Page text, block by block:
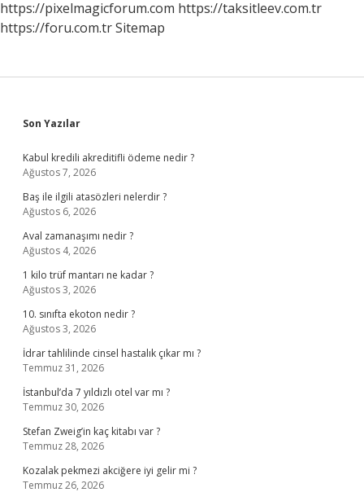
https://pixelmagicforum.com https://taksitleev.com.tr
https://foru.com.trSitemap
Sidebar
Son Yazılar
Kabul kredili akreditifli ödeme nedir ?
Ağustos 7, 2026
Baş ile ilgili atasözleri nelerdir ?
Ağustos 6, 2026
Aval zamanaşımı nedir ?
Ağustos 4, 2026
1 kilo trüf mantarı ne kadar ?
Ağustos 3, 2026
10. sınıfta ekoton nedir ?
Ağustos 3, 2026
İdrar tahlilinde cinsel hastalık çıkar mı ?
Temmuz 31, 2026
İstanbul’da 7 yıldızlı otel var mı ?
Temmuz 30, 2026
Stefan Zweig’in kaç kitabı var ?
Temmuz 28, 2026
Kozalak pekmezi akciğere iyi gelir mi ?
Temmuz 26, 2026